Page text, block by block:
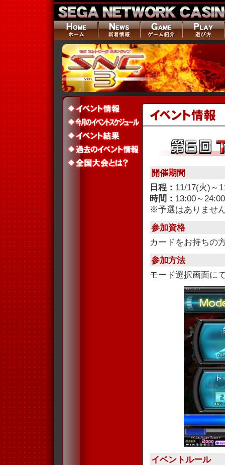
開催期間
日程： 11/17(火)～
時間： 13:00～24:00
※予選はありませ
参加資格
カードをお持ちの
参加方法
モード選択画面に
イベントルール